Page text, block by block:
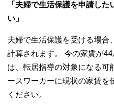
「夫婦で生活保護を申請し
い」
夫婦で生活保護を受ける場合
計算されます。 今の家賃が
は、転居指導の対象になる可
ースワーカーに現状の家賃を
ください。